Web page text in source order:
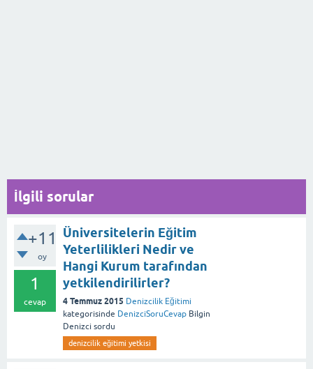
İlgili sorular
+11
oy
1
cevap
Üniversitelerin Eğitim
Yeterlilikleri Nedir ve
Hangi Kurum tarafından
yetkilendirilirler?
4 Temmuz 2015 Denizcilik Eğitimi
kategorisinde DenizciSoruCevap Bilgin
Denizci sordu
denizcilik eğitimi yetkisi